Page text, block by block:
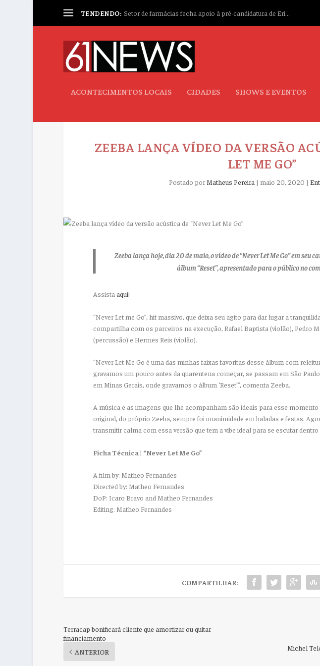
TENDENDO: Setor de farmácias fecha apoio à pré-candidatura de Eri...
ACONTECIMENTOS LOCAIS CIDADES SHOWS E EVENTOS
ZEEBA LANÇA VÍDEO DA VERSÃO
LET ME GO”
Postado por Matheus Pereira | maio 20, 2020 |
Zeebalança hoje, dia 20 de maio, o vídeo de “Never Let Me Go”em seu
álbum “Reset”, apresentado para o público no
Assista aqui!
“Never Let me Go”, hit massivo, que deixa seu agito para dar lugar a
compartilha com os parceiros na execução, Rafael Baptista (violão), Pedro
(percussão) e Hermes Reis (violão).
“Never Let Me Go é uma das minhas faixas favoritas desse álbum com
gravamos um pouco antes da quarentena começar, se passam em São
em Minas Gerais, onde gravamos o álbum ‘Reset’”, comenta Zeeba.
A música e as imagens que lhe acompanham são ideais para esse
original, do próprio Zeeba, sempre foi unanimidade em baladas e festas.
transmitir calma com essa versão que tem a vibe ideal para se escutar dentro
Ficha Técnica | “Never Let Me Go”
A film by: Matheo Fernandes
Directed by: Matheo Fernandes
DoP: Icaro Bravo and Matheo Fernandes
Editing: Matheo Fernandes
COMPARTILHAR:
Terracap bonificará cliente que amortizar ou quitar
financiamento
ANTERIOR
Michel